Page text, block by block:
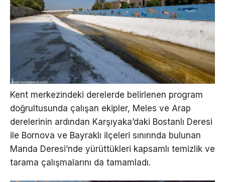
Kent merkezindeki derelerde belirlenen program
doğrultusunda çalışan ekipler, Meles ve Arap
derelerinin ardından Karşıyaka’daki Bostanlı Deresi
ile Bornova ve Bayraklı ilçeleri sınırında bulunan
Manda Deresi’nde yürüttükleri kapsamlı temizlik ve
tarama çalışmalarını da tamamladı.